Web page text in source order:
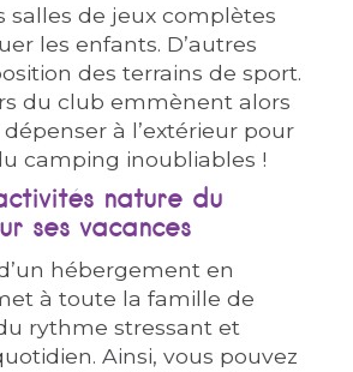
salles de jeux complètes
les enfants. D’autres
des terrains de sport.
du club emmènent alors
à l’extérieur pour
camping inoubliables !
nature du
ses vacances
hébergement en
à toute la famille de
rythme stressant et
Ainsi, vous pouvez